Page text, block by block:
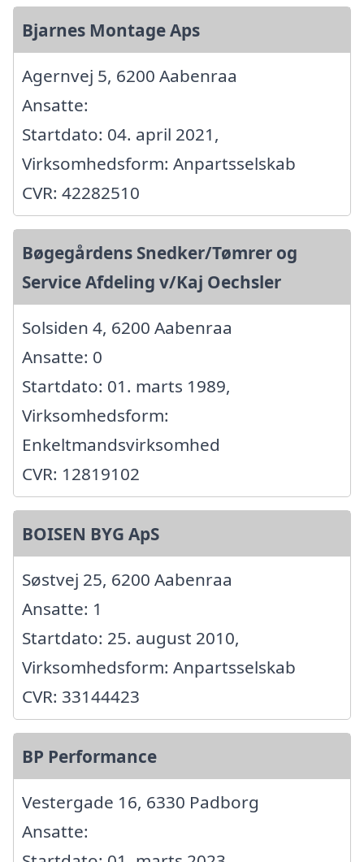
Bjarnes Montage Aps
Agernvej 5, 6200 Aabenraa
Ansatte:
Startdato: 04. april 2021,
Virksomhedsform: Anpartsselskab
CVR: 42282510
Bøgegårdens Snedker/Tømrer og
Service Afdeling v/Kaj Oechsler
Solsiden 4, 6200 Aabenraa
Ansatte: 0
Startdato: 01. marts 1989,
Virksomhedsform:
Enkeltmandsvirksomhed
CVR: 12819102
BOISEN BYG ApS
Søstvej 25, 6200 Aabenraa
Ansatte: 1
Startdato: 25. august 2010,
Virksomhedsform: Anpartsselskab
CVR: 33144423
BP Performance
Vestergade 16, 6330 Padborg
Ansatte: